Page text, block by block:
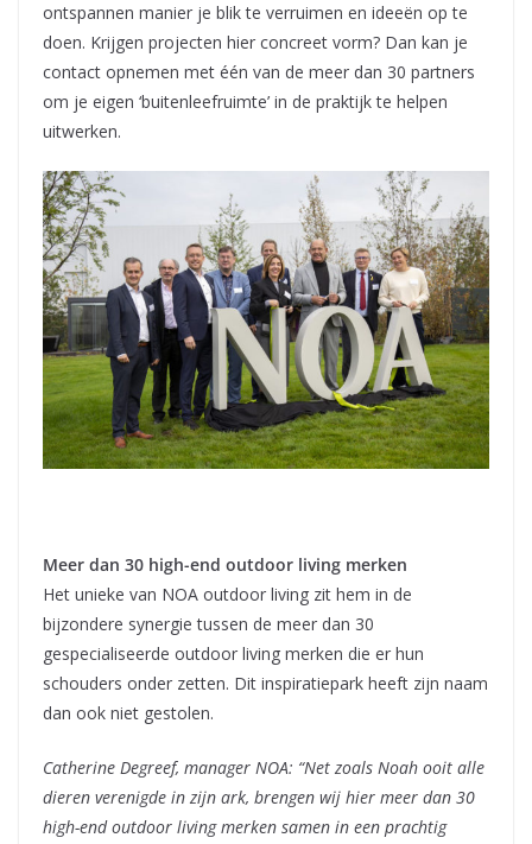
ontspannen manier je blik te verruimen en ideeën op te
doen. Krijgen projecten hier concreet vorm? Dan kan je
contact opnemen met één van de meer dan 30 partners
om je eigen ‘buitenleefruimte’ in de praktijk te helpen
uitwerken.
Meer dan 30 high-end outdoor living merken
Het unieke van NOA outdoor living zit hem in de
bijzondere synergie tussen de meer dan 30
gespecialiseerde outdoor living merken die er hun
schouders onder zetten. Dit inspiratiepark heeft zijn naam
dan ook niet gestolen.
Catherine Degreef, manager NOA: “Net zoals Noah ooit alle
dieren verenigde in zijn ark, brengen wij hier meer dan 30
high-end outdoor living merken samen in een prachtig